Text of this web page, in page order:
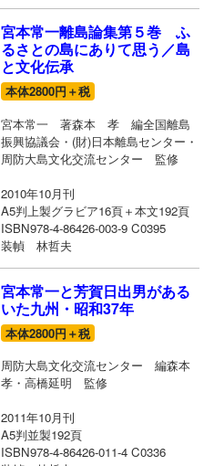
宮本常一離島論集第５巻 ふ
るさとの島にありて思う／島
と文化伝承
本体2800円＋税
宮本常一 著森本 孝 編全国離島
振興協議会・(財)日本離島センター・
周防大島文化交流センター 監修
2010年10月刊
A5判上製グラビア16頁＋本文192頁
ISBN978-4-86426-003-9 C0395
装幀 林哲夫
宮本常一と芳賀日出男がある
いた九州・昭和37年
本体2800円＋税
周防大島文化交流センター 編森本
孝・高橋延明 監修
2011年10月刊
A5判並製192頁
ISBN978-4-86426-011-4 C0336